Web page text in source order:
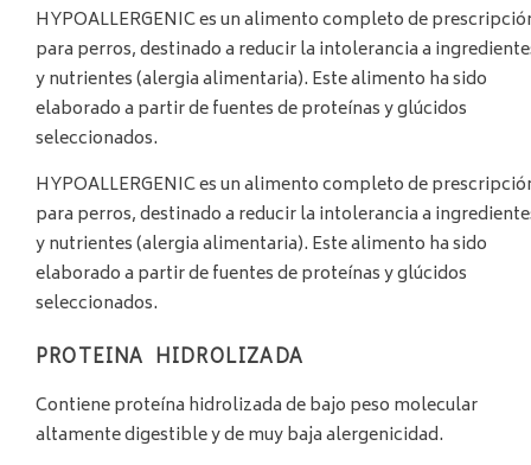
HYPOALLERGENIC es un alimento completo de
para perros, destinado a reducir la intolerancia a
y nutrientes (alergia alimentaria). Este alimento ha sido
elaborado a partir de fuentes de proteínas y glúcidos
seleccionados.
HYPOALLERGENIC es un alimento completo de
para perros, destinado a reducir la intolerancia a
y nutrientes (alergia alimentaria). Este alimento ha sido
elaborado a partir de fuentes de proteínas y glúcidos
seleccionados.
PROTEINA HIDROLIZADA
Contiene proteína hidrolizada de bajo peso molecular
altamente digestible y de muy baja alergenicidad.